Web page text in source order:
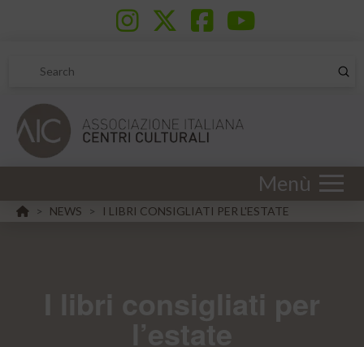
Search
Menù
HOME
> NEWS > I LIBRI CONSIGLIATI PER L'ESTATE